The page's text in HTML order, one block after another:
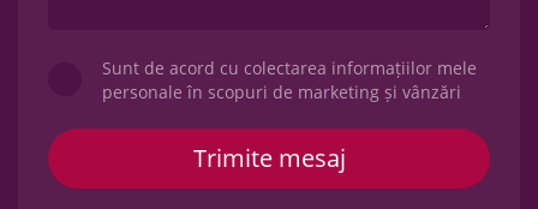
Sunt de acord cu colectarea informațiilor mele
personale în scopuri de marketing și vânzări